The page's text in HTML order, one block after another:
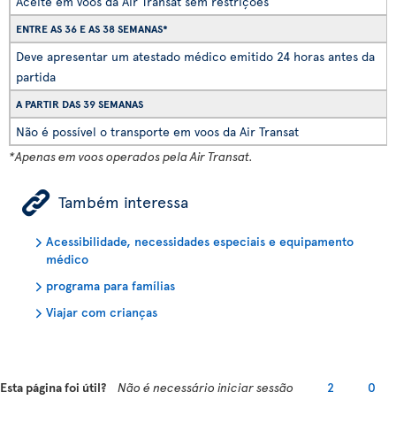
ENTRE AS 36 E AS 38 SEMANAS*
Deve apresentar um atestado médico emitido 24 horas antes da
partida
A PARTIR DAS 39 SEMANAS
Não é possível o transporte em voos da Air Transat
*Apenas em voos operados pela Air Transat.
ÿ Também interessa
Acessibilidade, necessidades especiais e equipamento
médico
programa para famílias
Viajar com crianças
Esta página foi útil? Não é necessário iniciar sessão 2 0